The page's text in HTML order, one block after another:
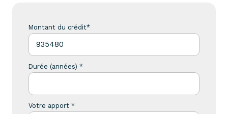
Montant du crédit*
Durée (années) *
Votre apport *